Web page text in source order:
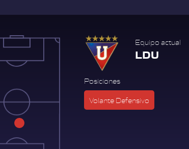
Equipo actual
LDU
Posiciones
Volante Defensivo